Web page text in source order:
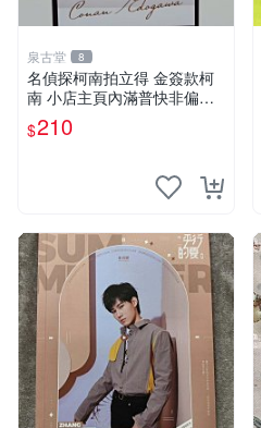
泉古堂 8
名偵探柯南拍立得 金簽款柯
南 小店主頁內滿普快非偏遠
不滿三十郵＋6-31518
$210